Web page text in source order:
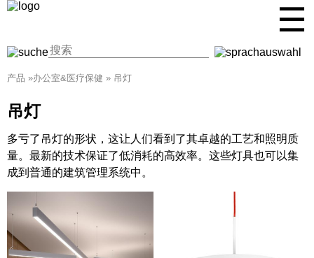
☰
产品 »办公室&医疗保健 » 吊灯
吊灯
多亏了吊灯的形状，这让人们看到了其卓越的工艺和照明质
量。最新的技术保证了低消耗的高效率。这些灯具也可以集
成到普通的建筑管理系统中。